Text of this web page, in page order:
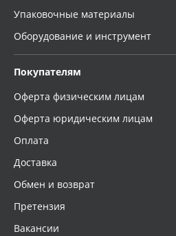
Упаковочные материалы
Оборудование и инструмент
Покупателям
Оферта физическим лицам
Оферта юридическим лицам
Оплата
Доставка
Обмен и возврат
Претензия
Вакансии